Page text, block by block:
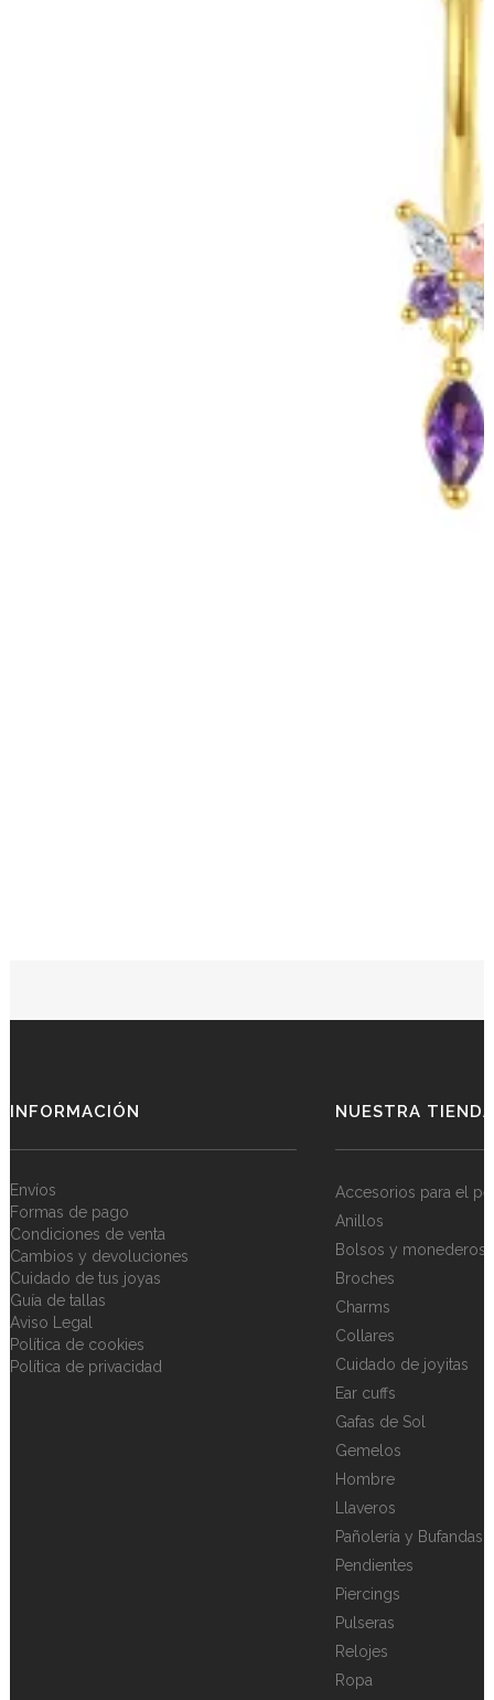
INFORMACIÓN
Envíos
Formas de pago
Condiciones de venta
Cambios y devoluciones
Cuidado de tus joyas
Guía de tallas
Aviso Legal
Política de cookies
Política de privacidad
NUESTRA TIENDA
Accesorios para el
Anillos
Bolsos y monederos
Broches
Charms
Collares
Cuidado de joyitas
Ear cuffs
Gafas de Sol
Gemelos
Hombre
Llaveros
Pañolería y Bufandas
Pendientes
Piercings
Pulseras
Relojes
Ropa